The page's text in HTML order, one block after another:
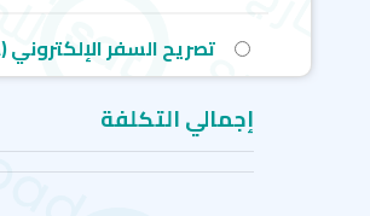
تصريح السفر الإلكتروني (ETA)
إجمالي التكلفة